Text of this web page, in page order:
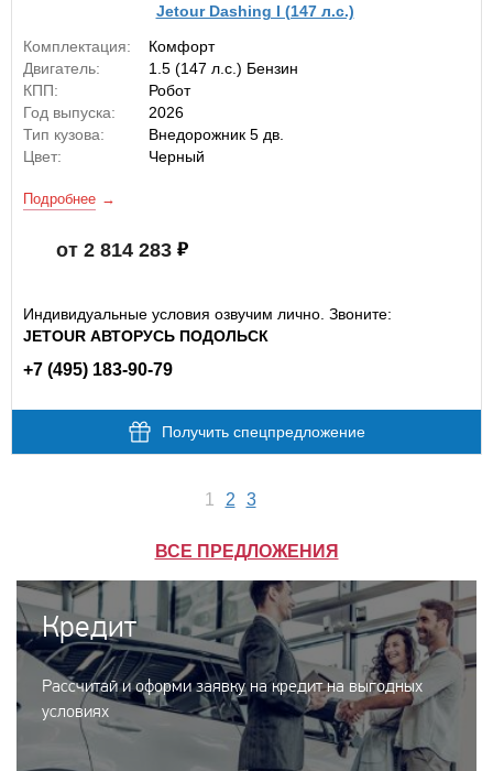
Jetour Dashing I (147 л.с.)
Комплектация:
Комфорт
Двигатель:
1.5 (147 л.с.) Бензин
КПП:
Робот
Год выпуска:
2026
Тип кузова:
Внедорожник 5 дв.
Цвет:
Черный
Подробнее
от 2 814 283
Индивидуальные условия озвучим лично. Звоните:
JETOUR АВТОРУСЬ ПОДОЛЬСК
+7 (495) 183-90-79
Получить спецпредложение
1 2 3
ВСЕ ПРЕДЛОЖЕНИЯ
Кредит
Рассчитай и оформи заявку на кредит на выгодных
условиях